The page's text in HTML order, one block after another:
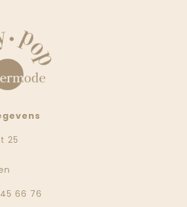
25
66 76